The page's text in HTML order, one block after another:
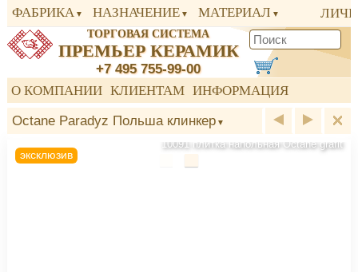
ФАБРИКА НАЗНАЧЕНИЕ МАТЕРИАЛ
ТОРГОВАЯ СИСТЕМА
ПРЕМЬЕР КЕРАМИК
+7 495 755-99-00
О КОМПАНИИ КЛИЕНТАМ ИНФОРМАЦИЯ
Octane Paradyz Польша клинкер
эксклюзив
10091 плитка напольная Octane grafit